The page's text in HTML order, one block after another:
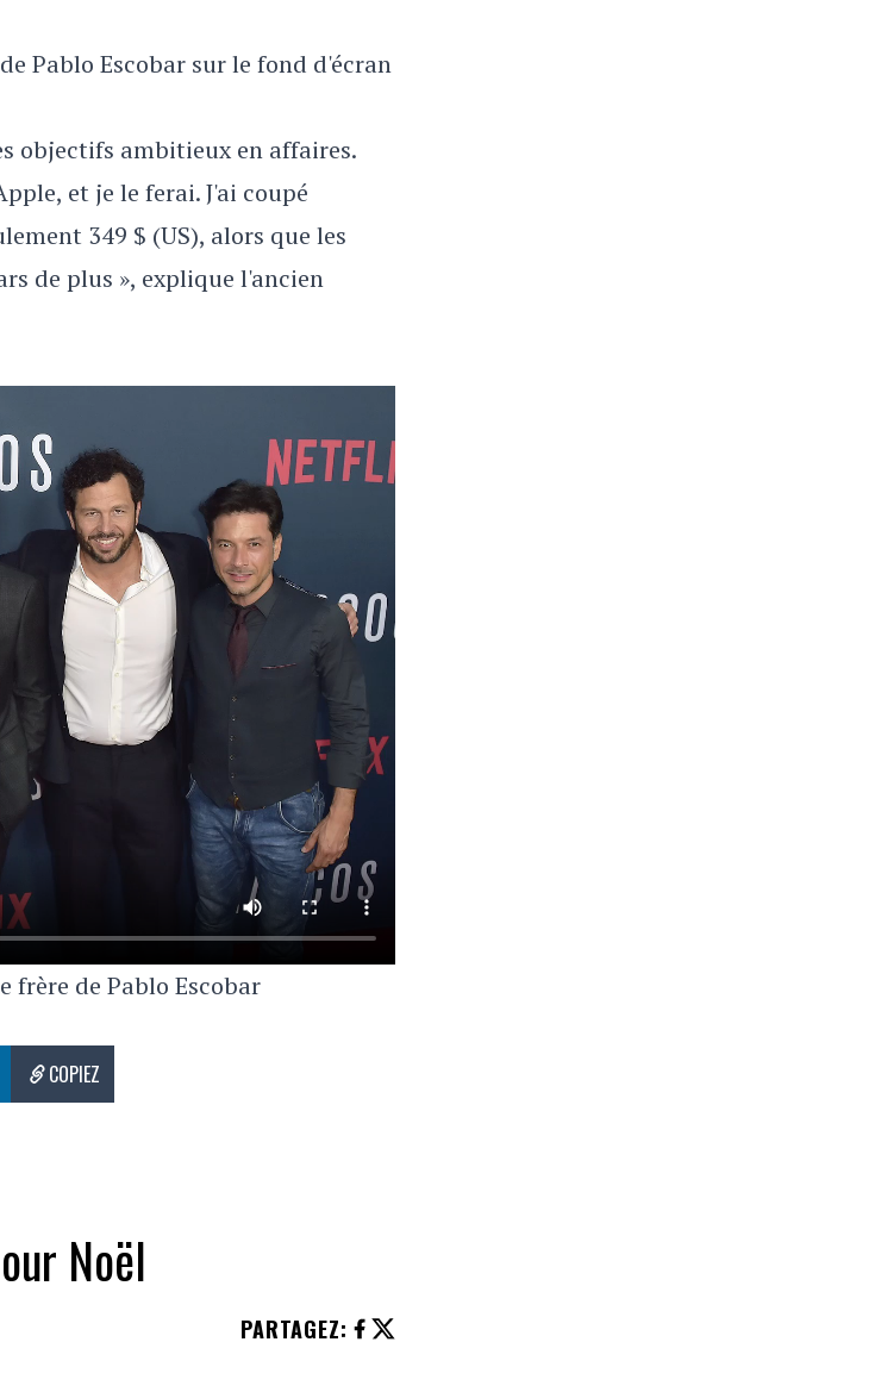
Pablo Escobar sur le fond d'écran
objectifs ambitieux en affaires.
et je le ferai. J'ai coupé
349 $ (US), alors que les
de plus », explique l'ancien
frère de Pablo Escobar
COPIEZ
Noël
PARTAGEZ: